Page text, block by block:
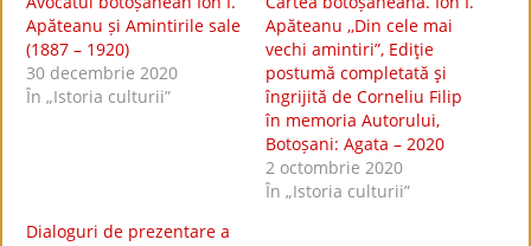
Apăteanu și Amintirile sale
(1887 – 1920)
30 decembrie 2020
În „Istoria culturii”
Apăteanu ,,Din cele mai
vechi amintiri”, Ediţie
postumă completată şi
îngrijită de Corneliu Filip
în memoria Autorului,
Botoșani: Agata – 2020
2 octombrie 2020
În „Istoria culturii”
Dialoguri de prezentare a